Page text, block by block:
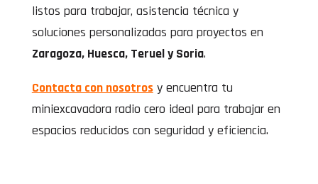
listos para trabajar, asistencia técnica y
soluciones personalizadas para proyectos en
Zaragoza, Huesca, Teruel y Soria.
Contacta con nosotrosy encuentra tu
miniexcavadora radio cero ideal para trabajar en
espacios reducidos con seguridad y eficiencia.